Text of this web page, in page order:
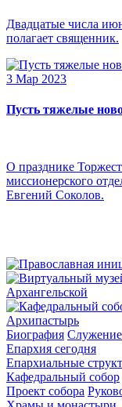
Двадцатые числа
полагает священник.
3 Мар 2023
Пусть тяжелые
О празднике
миссионерского
Евгений Соколов.
Архипастырь
Биография Служение
Епархия сегодня
Епархиальные
Кафедральный собор
Проект собора